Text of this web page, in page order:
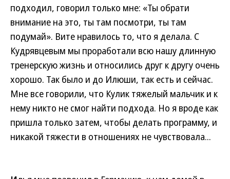
подходил, говорил только мне: «Ты обрати
внимание на это, ты там посмотри, ты там
подумай». Вите нравилось то, что я делала. С
Кудрявцевым мы проработали всю нашу длинную
тренерскую жизнь и относились друг к другу очень
хорошо. Так было и до Илюши, так есть и сейчас.
Мне все говорили, что Кулик тяжелый мальчик и к
нему никто не смог найти подхода. Но я вроде как
пришла только затем, чтобы делать программу, и
никакой тяжести в отношениях не чувствовала...